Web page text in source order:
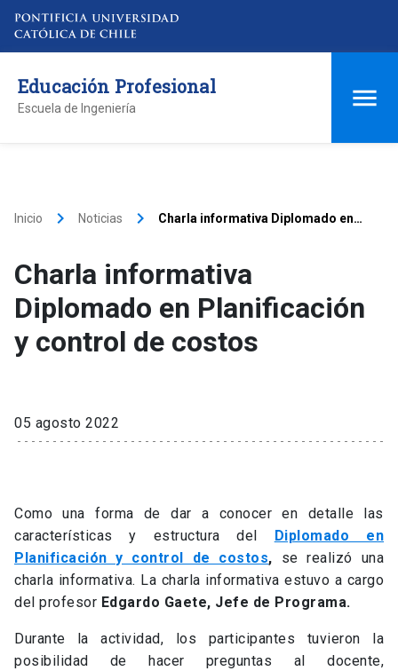
Educación Profesional
Escuela de Ingeniería
Inicio keyboard_arrow_right Noticias keyboard_arrow_right
Charla informativa Diplomado en
Charla informativa
Diplomado en Planificación
y control de costos
05 agosto 2022
Como una forma de dar a conocer en detalle las
características y estructura del Diplomado en
Planificación y control de costos, se realizó una
charla informativa. La charla informativa estuvo a cargo
del profesor Edgardo Gaete, Jefe de Programa.
Durante la actividad, los participantes tuvieron la
posibilidad de hacer preguntas al docente,